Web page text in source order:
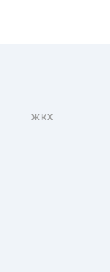
ЖКХ